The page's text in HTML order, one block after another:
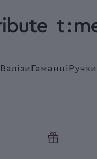
Валізи Гаманці Ручки